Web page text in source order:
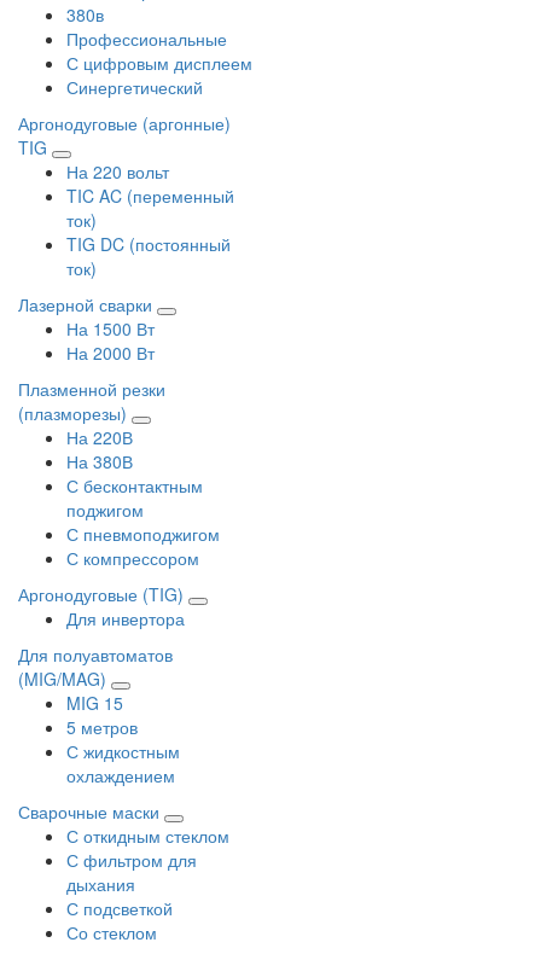
380в
Профессиональные
С цифровым дисплеем
Синергетический
Аргонодуговые (аргонные)
TIG
На 220 вольт
TIC AC (переменный
ток)
TIG DC (постоянный
ток)
Лазерной сварки
На 1500 Вт
На 2000 Вт
Плазменной резки
(плазморезы)
На 220В
На 380В
С бесконтактным
поджигом
С пневмоподжигом
С компрессором
Аргонодуговые (TIG)
Для инвертора
Для полуавтоматов
(MIG/MAG)
MIG 15
5 метров
С жидкостным
охлаждением
Сварочные маски
С откидным стеклом
С фильтром для
дыхания
С подсветкой
Со стеклом